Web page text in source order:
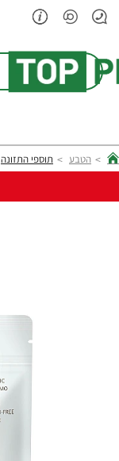
מחפש
home
הטבע תוספי התזונה